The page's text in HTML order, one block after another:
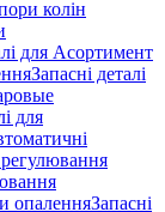
колін
для Асортимент
Запасні деталі
для
опаленняЗапасні